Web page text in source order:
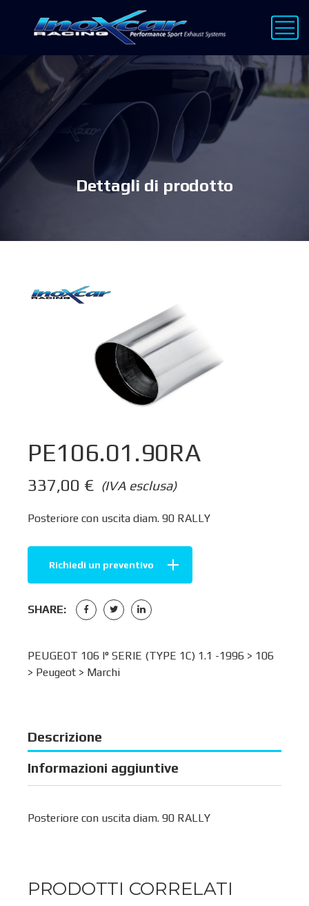
Dettagli di prodotto
PE106.01.90RA
(IVA esclusa)
337,00 €
Posteriore con uscita diam. 90 RALLY
Richiedi un preventivo
SHARE:
PEUGEOT 106 I° SERIE (TYPE 1C) 1.1 -1996 > 106
> Peugeot > Marchi
Descrizione
Informazioni aggiuntive
Posteriore con uscita diam. 90 RALLY
PRODOTTI CORRELATI